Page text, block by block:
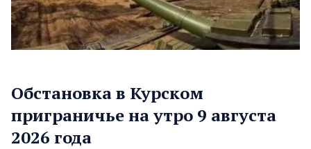
Обстановка в Курском
приграничье на утро 9 августа
2026 года